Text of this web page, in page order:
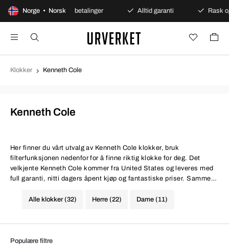
Norge • Norsk
Sikre betalinger Alltid garanti Rask og
Klokker Kenneth Cole
Kenneth Cole
Her finner du vårt utvalg av Kenneth Cole klokker, bruk
filterfunksjonen nedenfor for å finne riktig klokke for deg. Det
velkjente Kenneth Cole kommer fra United States og leveres med
full garanti, nitti dagers åpent kjøp og fantastiske priser. Samme
Alle klokker (32)
Herre (22) Dame (11)
Populære filtre